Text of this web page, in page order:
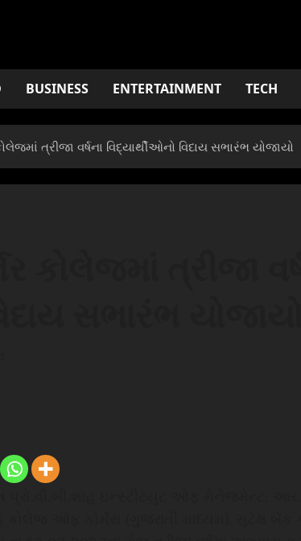
BUSINESS ENTERTAINMENT TECH
ત્રીજા વર્ષના વિદ્યાર્થીઓનો વિદાય સભારંભ યોજાયો